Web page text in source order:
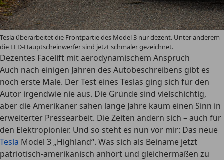
Tesla überarbeitet die Frontpartie des Model 3 nur dezent. Unter anderem
die LED-Hauptscheinwerfer sind jetzt schmaler gezeichnet.
Dezentes Facelift mit aerodynamischem Anspruch
Auch nach einigen Jahren des Autobeschreibens gibt es
noch erste Male. Der Test eines Teslas ging sich für den
Autor irgendwie nie aus. Die Gründe sind vielschichtig,
aber die Amerikaner sahen lange Jahre kaum einen Sinn in
erweiterter Pressearbeit. Die Zeiten ändern sich – auch für
den Elektropionier. Und so steht es nun vor mir: Das neue
Tesla Model 3 „Highland“. Was sich als Beiname jetzt
patriotisch-amerikanisch anhört und gleichermaßen zu